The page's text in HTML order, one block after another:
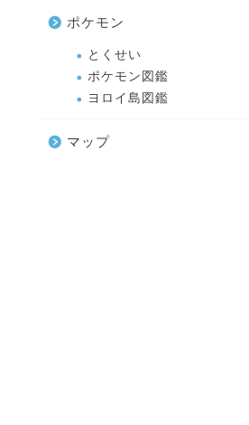
ポケモン
とくせい
ポケモン図鑑
ヨロイ島図鑑
マップ